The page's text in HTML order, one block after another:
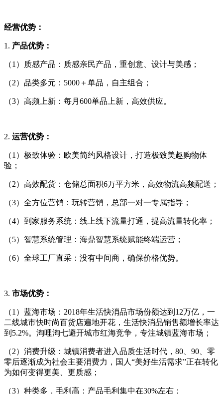
经营优势 ：
1. 产品优势：
（1）质感产品：质感亲民产品，重创意、设计与美感；
（2）品类多元：5000＋单品，自主组合；
（3）高频上新：每月600单品上新，高效供应。
2. 运营优势：
（1）极致体验：欧美简约风格设计，打造极致美趣购物体
验；
（2）高效配货：仓储总面积6万平方米，高效物流高频配送；
（3）全方位营销：玩转营销，总部一对一专属指导；
（4）到家服务系统：线上线下流量打通，提高流量转化率；
（5）智慧系统管理：海鼎智慧系统赋能终端运营；
（6）全球工厂直采：没有中间商，确保价格优势。
3. 市场优势：
（1）蓝海市场：2018年生活快消品市场份额达到12万亿，一
二线城市快时尚百货店遍地开花，生活快消品销售额增长率达
到5.2%。淘哩淘七避开城市红海竞争，专注城镇蓝海市场；
（2）消费升级：城镇消费者进入品质生活时代，80、90、零
零后逐渐成为社会主要消费力，国人“美好生活需求”正在转化
为如何变得更美、更质感；
（3）种类多，毛利高：产品毛利集中在30%左右；